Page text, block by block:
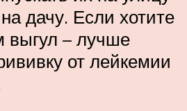
дачу. Если хотите
выгул – лучше
от лейкемии